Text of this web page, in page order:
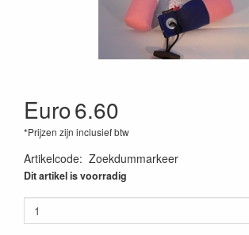
Euro6.60
*Prijzen zijn inclusief btw
Artikelcode: Zoekdummarkeer
Dit artikel is voorradig